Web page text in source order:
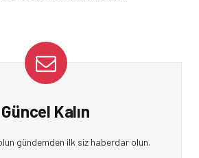
Güncel Kalın
gündemden ilk siz haberdar olun.